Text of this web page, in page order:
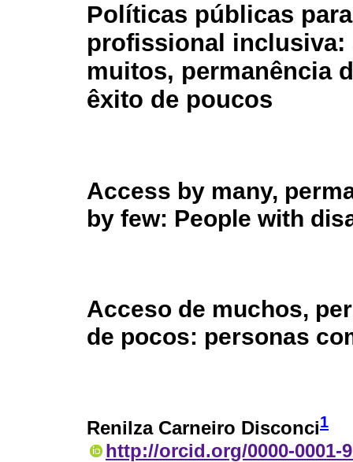
Políticas públicas
profissional inclusiva:
muitos, permanência
êxito de poucos
Access by many,
by few: People with
Acceso de muchos,
de pocos: personas
Renilza Carneiro Disconci1
http://orcid.org/0000-0001-